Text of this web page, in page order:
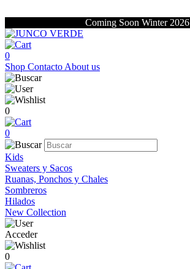
Coming Soon Winter 2026
0
Shop Contacto About us
0
0
Kids
Sweaters y Sacos
Ruanas, Ponchos y Chales
Sombreros
Hilados
New Collection
Acceder
0